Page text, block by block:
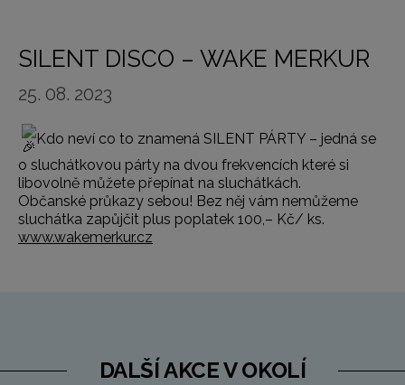
SILENT DISCO – WAKE MERKUR
25. 08. 2023
Kdo neví co to znamená SILENT PÁRTY – jedná se
o sluchátkovou párty na dvou frekvencích které si
libovolně můžete přepínat na sluchátkách.
Občanské průkazy sebou! Bez něj vám nemůžeme
sluchátka zapůjčit plus poplatek 100,– Kč/ ks.
www.wakemerkur.cz
DALŠÍ AKCE V OKOLÍ